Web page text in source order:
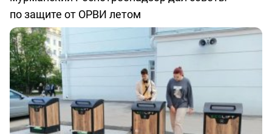
по защите от ОРВИ летом